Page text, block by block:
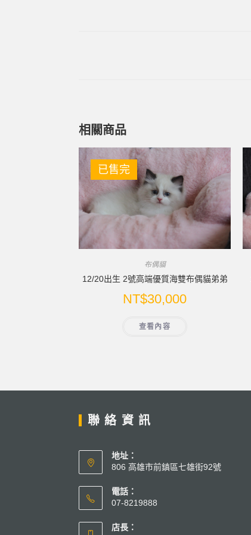
相關商品
已售完
布偶貓
12/20出生 2號高端優質海雙布偶貓弟弟
NT$30,000
查看內容
聯絡資訊
地址：
806 高雄市前鎮區七雄街92號
電話：
07-8219888
店長：